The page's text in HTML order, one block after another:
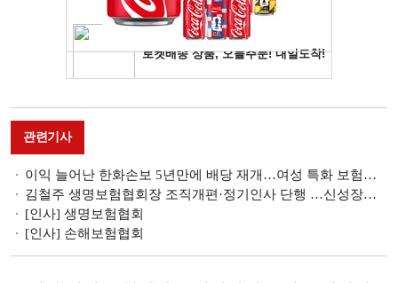
관련기사
이익 늘어난 한화손보 5년만에 배당 재개…여성 특화 보험사 차별화
김철주 생명보험협회장 조직개편·정기인사 단행 …신성장지원부 신설
[인사] 생명보험협회
[인사] 손해보험협회